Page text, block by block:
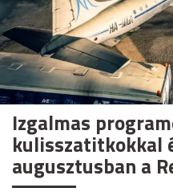
Izgalmas
kulisszatitkokkal
augusztusban a